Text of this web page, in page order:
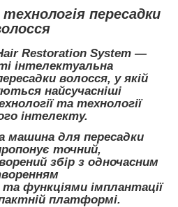
пересадки
Restoration System —
інтелектуальна
волосся, у якій
найсучасніші
та технології
інтелекту.
машина для пересадки
точний,
збір з одночасним
функціями імплантації
платформі.